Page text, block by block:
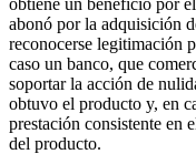
abonó por la adquisición
reconocerse legitimación
caso un banco, que
soportar la acción de
obtuvo el producto y, en
prestación consistente en
del producto.